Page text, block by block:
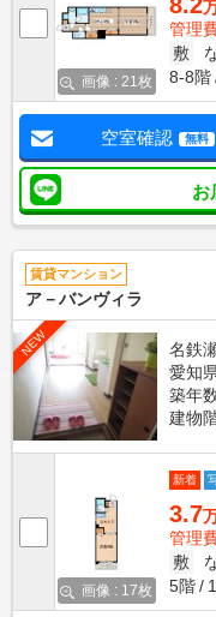
画像 : 21枚
管理
敷
8-8階
空室確認 無料
お
賃貸マンション
ア－バンヴィラ
NEW
名鉄
愛知
築年
建物
画像 : 17枚
新着
3.7
管理
敷
5階